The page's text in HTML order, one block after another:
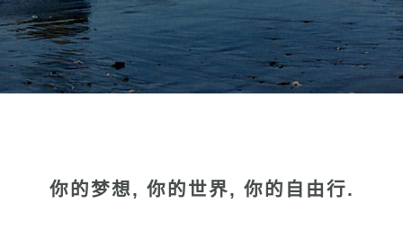
你的梦想, 你的世界, 你的自由行.